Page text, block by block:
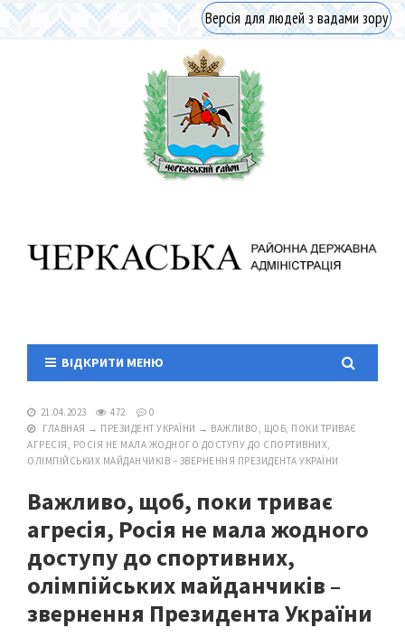
Версія для людей з вадами зору
ВІДКРИТИ МЕНЮ
21.04.2023 472
0
ГЛАВНАЯ → ПРЕЗИДЕНТ УКРАЇНИ → ВАЖЛИВО, ЩОБ, ПОКИ ТРИВАЄ
АГРЕСІЯ, РОСІЯ НЕ МАЛА ЖОДНОГО ДОСТУПУ ДО СПОРТИВНИХ,
ОЛІМПІЙСЬКИХ МАЙДАНЧИКІВ – ЗВЕРНЕННЯ ПРЕЗИДЕНТА УКРАЇНИ
Важливо, щоб, поки триває
агресія, Росія не мала жодного
доступу до спортивних,
олімпійських майданчиків –
звернення Президента України